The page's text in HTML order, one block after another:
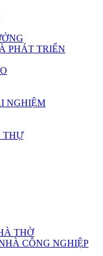
PHÁT TRIỂN
NGHIỆM
THỰ
THỜ
CÔNG NGHIỆP